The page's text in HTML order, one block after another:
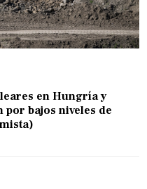
en Hungría y
bajos niveles de